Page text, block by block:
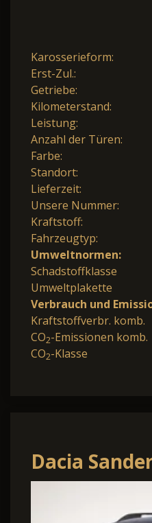
Karosserieform:
Erst-Zul.:
Getriebe:
Kilometerstand:
Leistung:
Anzahl der Türen:
Farbe:
Standort:
Lieferzeit:
Unsere Nummer:
Kraftstoff:
Fahrzeugtyp:
Umweltnormen:
Schadstoffklasse
Umweltplakette
Verbrauch und
Kraftstoffverbr. komb.
CO2-Emissionen komb.
CO2-Klasse
Dacia
TCe 110